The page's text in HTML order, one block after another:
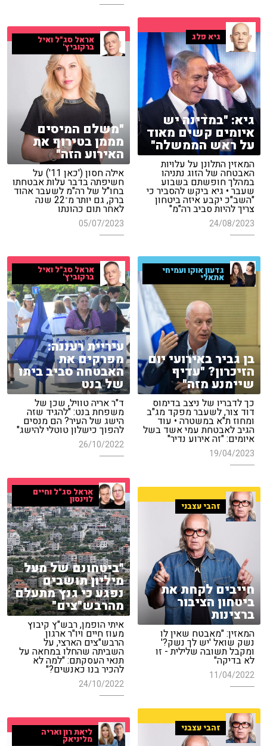
גיא פלג
גיא: "במדינה יש
איומים קשים מאוד
על ראש הממשלה"
המאזין התלונן על עלויות
האבטחה של הזוג נתניהו
במהלך חופשתם בשבוע
שעבר • גיא ביקש להסביר כי
"השב"כ יקבע איזה ביטחון
צריך להיות סביב רה"מ"
24/08/2023
אראל סג"ל ואיל
ברקוביץ'
"משלם המיסים
מממן בטירוף את
האירוע הזה"
אילה חסון ('כאן 11') על
חשיפתה בדבר עלות אבטחתו
בחו"ל של רה"מ לשעבר אהוד
ברק, גם יותר מ־22 שנה
לאחר תום כהונתו
05/07/2023
גדעון אוקו ועמיחי
אתאלי
בן גביר באירועי יום
הזיכרון? "עדיף
שיימנע מזה"
כך לדבריו של ניצב בדימוס
דוד צור, לשעבר מפקד מג"ב
ומחוז ת"א במשטרה • עוד
הגיב לאבטחת עמי אשד בשל
איומים: "זה אירוע נדיר"
19/04/2023
אראל סג"ל ואיל
ברקוביץ'
עיריית רעננה:
מפרקים את
האבטחה סביב ביתו
של בנט
ד"ר אריה טוויל, שכן של
משפחת בנט: "להגיד שזה
הישג של העיר? הם מנסים
להפוך כישלון טוטלי להישג"
26/10/2022
אראל סג"ל וחיים
לוינסון
"ביטחונם של מעל
מיליון תושבים
נפגע כי גנץ מתעלם
מהרבש"צים"
איתי הופמן, רבש"ץ קיבוץ
מעוז חיים ויו"ר ארגון
הרבש"צים הארצי, על
השביתה שהחלו במחאה על
תנאי העסקתם: "למה לא
להכיר בנו כאנשים?"
24/10/2022
זהבי עצבני
חייבים לקחת את
ביטחון הציבור
ברצינות
המאזין: "מאבטח שאין לו
נשק שואל 'יש לך נשק?'
ומקבל תשובה שלילית - זו
לא בדיקה"
11/04/2022
זהבי עצבני ליאת רון ואריה
מליניאק